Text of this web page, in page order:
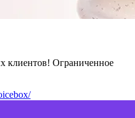
клиентов! Ограниченное